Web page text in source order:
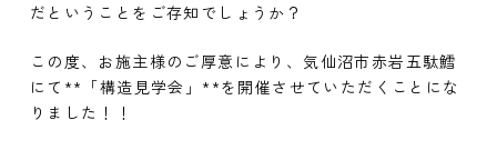
だということをご存知でしょうか？
この度、お施主様のご厚意により、気仙沼市赤岩五駄鱈
にて**「構造見学会」**を開催させていただくことにな
りました！！